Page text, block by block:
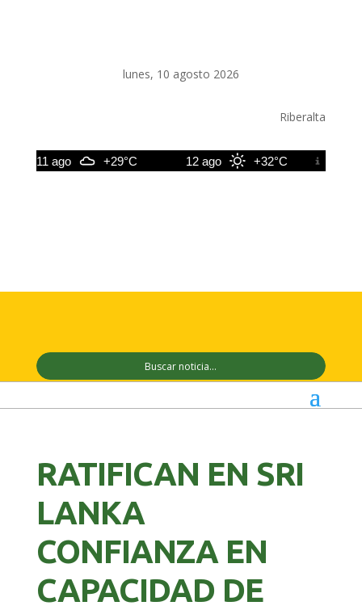
lunes, 10 agosto 2026
Riberalta
11 ago +29°C 12 ago +32°C
RATIFICAN EN SRI
LANKA
CONFIANZA EN
CAPACIDAD DE